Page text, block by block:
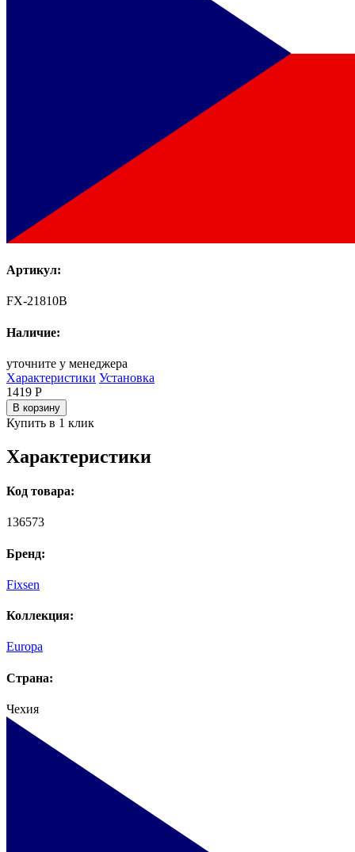
Артикул:
FX-21810B
Наличие:
уточните у менеджера
Характеристики Установка
1419 Р
В корзину
Купить в 1 клик
Характеристики
Код товара:
136573
Бренд:
Fixsen
Коллекция:
Europa
Страна:
Чехия